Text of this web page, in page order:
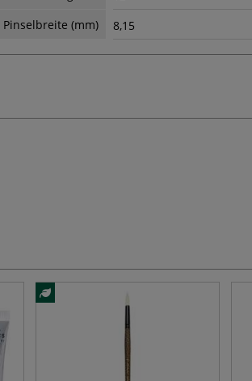
Pinselbreite (mm)
8,15